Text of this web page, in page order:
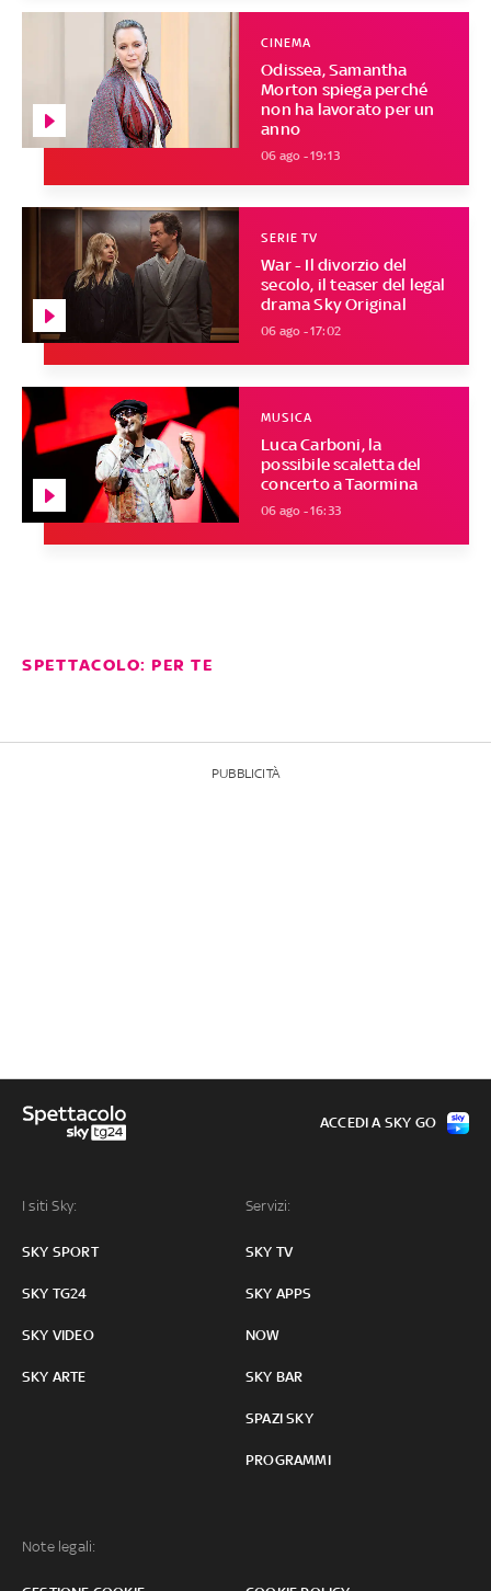
Odissea, Samantha
Morton spiega perché
non ha lavorato per un
anno
CINEMA
06 ago - 19:13
War - Il divorzio del
secolo, il teaser del legal
drama Sky Original
SERIE TV
06 ago - 17:02
Luca Carboni, la
possibile scaletta del
concerto a Taormina
MUSICA
06 ago - 16:33
SPETTACOLO: PER TE
PUBBLICITÀ
I siti Sky:
SKY SPORT
SKY TG24
SKY VIDEO
SKY ARTE
Servizi:
SKY TV
SKY APPS
NOW
SKY BAR
SPAZI SKY
PROGRAMMI
Note legali:
ACCEDI A SKY GO